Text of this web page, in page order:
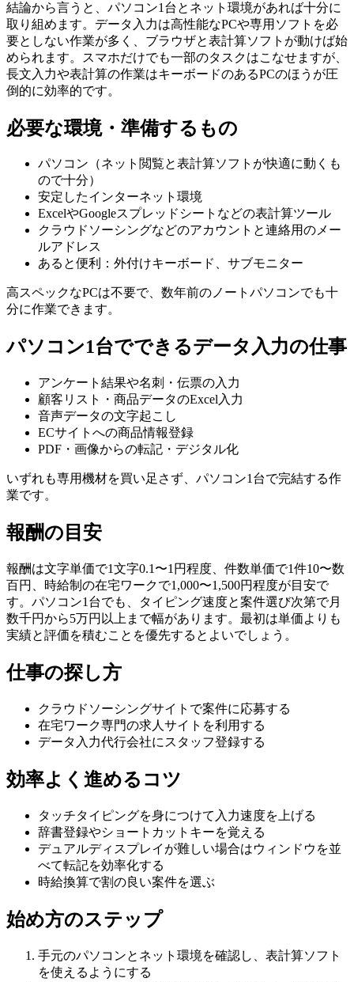
結論から言うと、パソコン1台とネット環境があれば十分に
取り組めます。データ入力は高性能なPCや専用ソフトを必
要としない作業が多く、ブラウザと表計算ソフトが動けば始
められます。スマホだけでも一部のタスクはこなせますが、
長文入力や表計算の作業はキーボードのあるPCのほうが圧
倒的に効率的です。
必要な環境・準備するもの
パソコン（ネット閲覧と表計算ソフトが快適に動くも
ので十分）
安定したインターネット環境
ExcelやGoogleスプレッドシートなどの表計算ツール
クラウドソーシングなどのアカウントと連絡用のメー
ルアドレス
あると便利：外付けキーボード、サブモニター
高スペックなPCは不要で、数年前のノートパソコンでも十
分に作業できます。
パソコン1台でできるデータ入力の仕事
アンケート結果や名刺・伝票の入力
顧客リスト・商品データのExcel入力
音声データの文字起こし
ECサイトへの商品情報登録
PDF・画像からの転記・デジタル化
いずれも専用機材を買い足さず、パソコン1台で完結する作
業です。
報酬の目安
報酬は文字単価で1文字0.1〜1円程度、件数単価で1件10〜数
百円、時給制の在宅ワークで1,000〜1,500円程度が目安で
す。パソコン1台でも、タイピング速度と案件選び次第で月
数千円から5万円以上まで幅があります。最初は単価よりも
実績と評価を積むことを優先するとよいでしょう。
仕事の探し方
クラウドソーシングサイトで案件に応募する
在宅ワーク専門の求人サイトを利用する
データ入力代行会社にスタッフ登録する
効率よく進めるコツ
タッチタイピングを身につけて入力速度を上げる
辞書登録やショートカットキーを覚える
デュアルディスプレイが難しい場合はウィンドウを並
べて転記を効率化する
時給換算で割の良い案件を選ぶ
始め方のステップ
手元のパソコンとネット環境を確認し、表計算ソフト
を使えるようにする